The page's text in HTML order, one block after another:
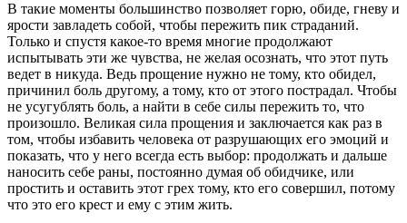
В такие моменты большинство позволяет горю, обиде, гневу и
ярости завладеть собой, чтобы пережить пик страданий.
Только и спустя какое-то время многие продолжают
испытывать эти же чувства, не желая осознать, что этот путь
ведет в никуда. Ведь прощение нужно не тому, кто обидел,
причинил боль другому, а тому, кто от этого пострадал. Чтобы
не усугублять боль, а найти в себе силы пережить то, что
произошло. Великая сила прощения и заключается как раз в
том, чтобы избавить человека от разрушающих его эмоций и
показать, что у него всегда есть выбор: продолжать и дальше
наносить себе раны, постоянно думая об обидчике, или
простить и оставить этот грех тому, кто его совершил, потому
что это его крест и ему с этим жить.